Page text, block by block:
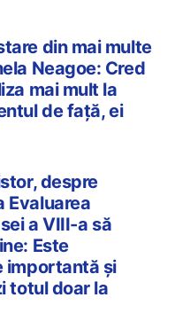
din mai multe
Neagoe: Cred
mai mult la
de faţă, ei
despre
Evaluarea
a VIII-a să
Este
importantă şi
totul doar la